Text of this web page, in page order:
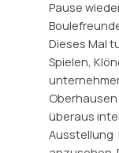
Pause
Dieses Mal
Spielen,
überaus
Ausstellung